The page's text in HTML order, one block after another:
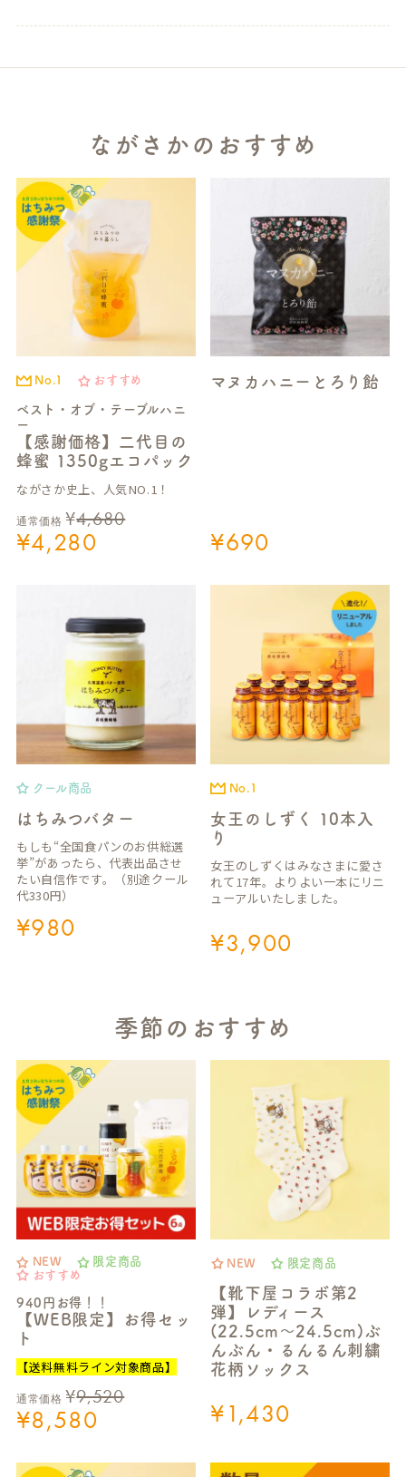
ながさかのおすすめ
No.1 おすすめ
ベスト・オブ・テーブルハニ
ー
【感謝価格】二代目の
蜂蜜 1350gエコパック
ながさか史上、人気NO.1！
通常価格 ¥4,680
¥4,280
マヌカハニーとろり飴
¥690
クール商品
はちみつバター
もしも“全国食パンのお供総選
挙”があったら、代表出品させ
たい自信作です。（別途クール
代330円）
¥980
No.1
女王のしずく 10本入
り
女王のしずくはみなさまに愛さ
れて17年。よりよい一本にリニ
ューアルいたしました。
¥3,900
季節のおすすめ
NEW
限定商品
おすすめ
940円お得！！
【WEB限定】お得セッ
ト
【送料無料ライン対象商品】
通常価格 ¥9,520
¥8,580
NEW 限定商品
【靴下屋コラボ第2
弾】レディース
(22.5cm～24.5cm)ぶ
んぶん・るんるん刺繍
花柄ソックス
¥1,430